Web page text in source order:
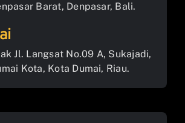
Barat, Denpasar, Bali.
Jl. Langsat No.09 A, Sukajadi,
Kota, Kota Dumai, Riau.